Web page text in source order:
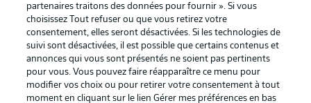
Mentions Légales Gérer mes préférences
Déclaration de
confidentialité
Diffuseurs
partenaires traitons des données pour fournir ». Si vous
choisissez Tout refuser ou que vous retirez votre
consentement, elles seront désactivées. Si les technologies de
suivi sont désactivées, il est possible que certains contenus et
annonces qui vous sont présentés ne soient pas pertinents
pour vous. Vous pouvez faire réapparaître ce menu pour
modifier vos choix ou pour retirer votre consentement à tout
moment en cliquant sur le lien Gérer mes préférences en bas